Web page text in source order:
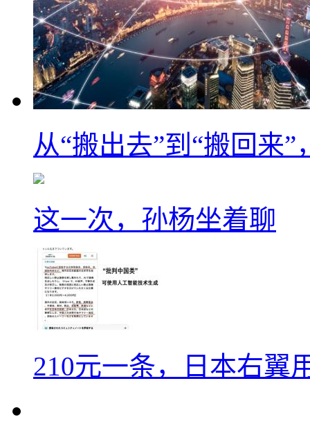
从“搬出去”到“搬回来
这一次，孙杨坐着聊
210元一条，日本右翼